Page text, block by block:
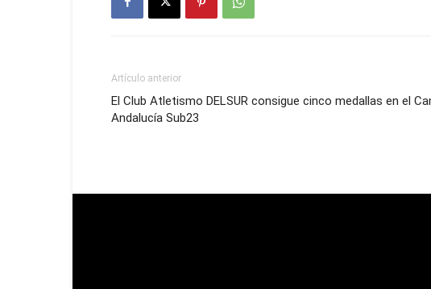
Artículo anterior
El Club Atletismo DELSUR consigue cinco medallas en el
Andalucía Sub23